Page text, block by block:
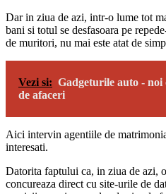
Dar in ziua de azi, intr-o lume tot
bani si totul se desfasoara pe
de muritori, nu mai este atat de
Vezi si: Gadgeturile auto -
de afaceri
Aici intervin agentiile de
interesati.
Datorita faptului ca, in ziua de azi,
concureaza direct cu site-urile de